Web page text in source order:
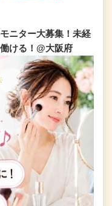
ニター大募集！未経
ける！@大阪府